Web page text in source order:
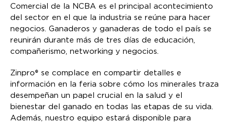
Comercial de la NCBA es el principal acontecimiento
del sector en el que la industria se reúne para hacer
negocios. Ganaderos y ganaderas de todo el país se
reunirán durante más de tres días de educación,
compañerismo, networking y negocios.
Zinpro® se complace en compartir detalles e
información en la feria sobre cómo los minerales traza
desempeñan un papel crucial en la salud y el
bienestar del ganado en todas las etapas de su vida.
Además, nuestro equipo estará disponible para